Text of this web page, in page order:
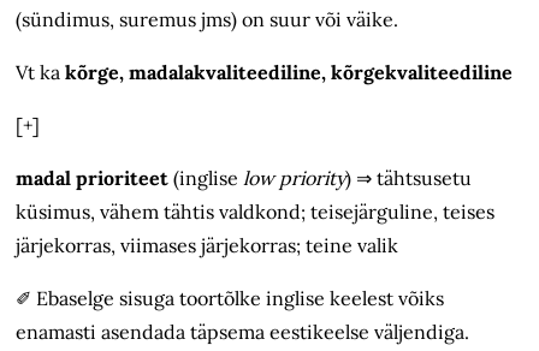
(sündimus, suremus jms) on suur või väike.
Vt ka kõrge, madalakvaliteediline, kõrgekvaliteediline
[+]
madal prioriteet(ingliselow priority) ⇒ tähtsusetu
küsimus, vähem tähtis valdkond; teisejärguline, teises
järjekorras, viimases järjekorras; teine valik
✐ Ebaselge sisuga toortõlke inglise keelest võiks
enamasti asendada täpsema eestikeelse väljendiga.